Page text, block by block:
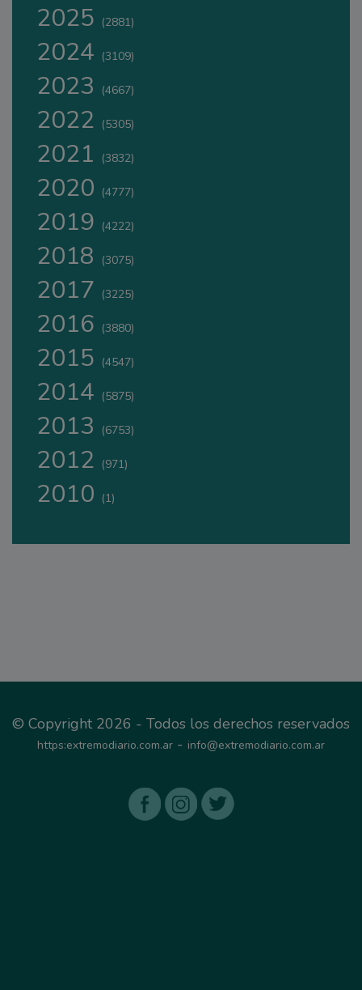
2025 (2881)
2024 (3109)
2023 (4667)
2022 (5305)
2021 (3832)
2020 (4777)
2019 (4222)
2018 (3075)
2017 (3225)
2016 (3880)
2015 (4547)
2014 (5875)
2013 (6753)
2012 (971)
2010 (1)
© Copyright 2026 - Todos los derechos reservados
https:extremodiario.com.ar - info@extremodiario.com.ar